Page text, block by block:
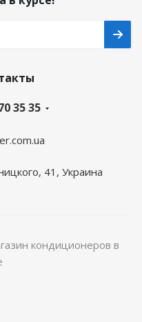
35 35
41, Украина
кондиционеров в